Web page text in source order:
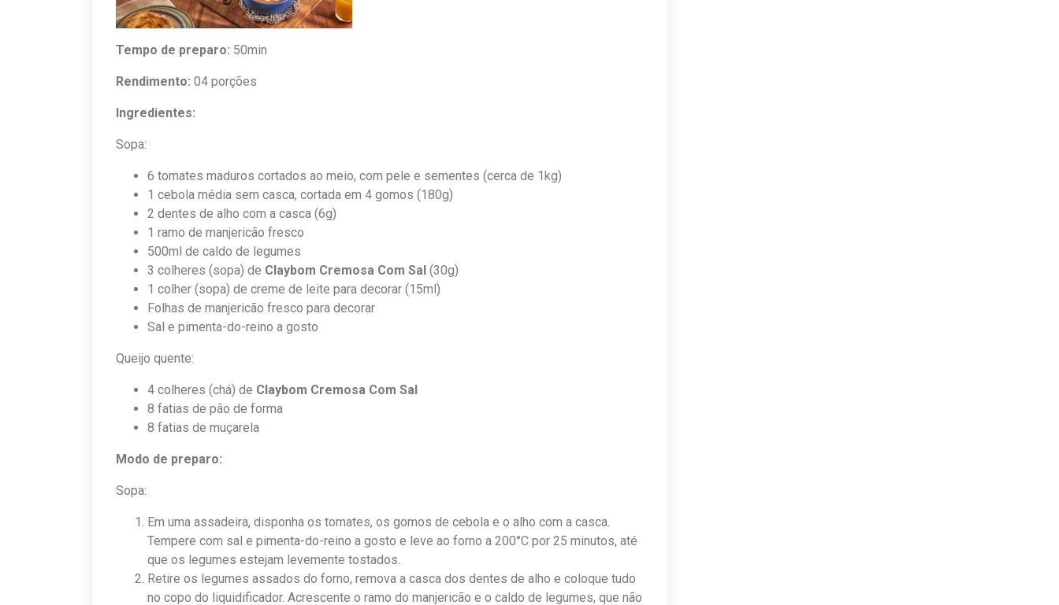
Tempo de preparo: 50min
Rendimento: 04 porções
Ingredientes:
Sopa:
6 tomates maduros cortados ao meio, com pele e sementes (cerca de 1kg)
1 cebola média sem casca, cortada em 4 gomos (180g)
2 dentes de alho com a casca (6g)
1 ramo de manjericão fresco
500ml de caldo de legumes
3 colheres (sopa) de Claybom Cremosa Com Sal (30g)
1 colher (sopa) de creme de leite para decorar (15ml)
Folhas de manjericão fresco para decorar
Sal e pimenta-do-reino a gosto
Queijo quente:
4 colheres (chá) de Claybom Cremosa Com Sal
8 fatias de pão de forma
8 fatias de muçarela
Modo de preparo:
Sopa:
Em uma assadeira, disponha os tomates, os gomos de cebola e o alho com a casca.
Tempere com sal e pimenta-do-reino a gosto e leve ao forno a 200°C por 25 minutos, até
que os legumes estejam levemente tostados.
Retire os legumes assados do forno, remova a casca dos dentes de alho e coloque tudo
no copo do liquidificador. Acrescente o ramo do manjericão e o caldo de legumes, que não